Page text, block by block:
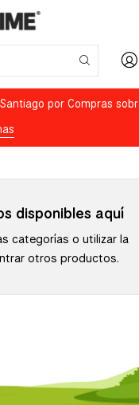
por Compras
disponibles aquí
categorías o utilizar la
otros productos.